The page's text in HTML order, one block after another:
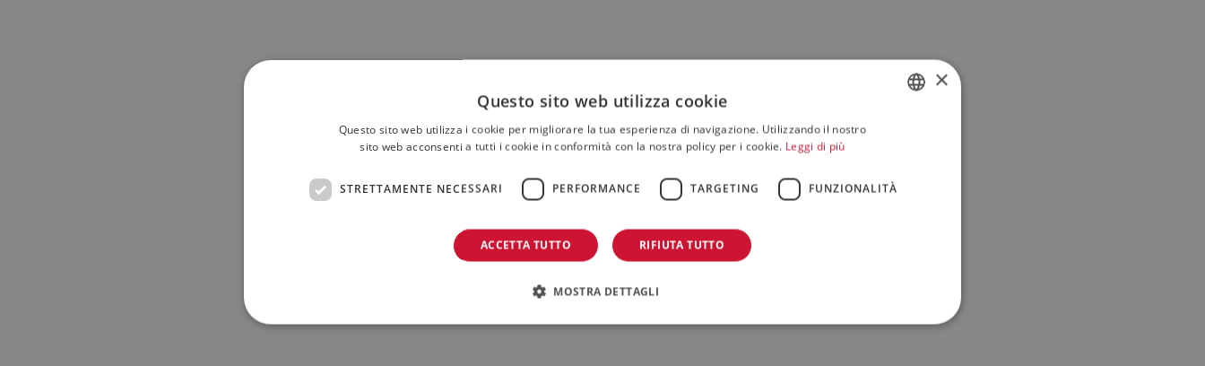
×
Questo sito web utilizza cookie
Questo sito web utilizza i cookie per migliorare la tua esperienza di navigazione. Utilizzando il nostro
sito web acconsenti a tutti i cookie in conformità con la nostra policy per i cookie. Leggi di più
STRETTAMENTE NECESSARI PERFORMANCE TARGETING FUNZIONALITÀ
ACCETTA TUTTO RIFIUTA TUTTO
MOSTRA DETTAGLI